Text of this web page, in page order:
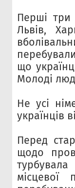
Перші три
Львів,
що
Молоді
Не усі
українців
Перед
щодо
місцевої